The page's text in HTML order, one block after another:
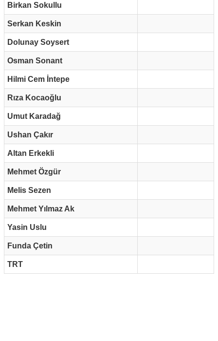
Birkan Sokullu
Serkan Keskin
Dolunay Soysert
Osman Sonant
Hilmi Cem İntepe
Rıza Kocaoğlu
Umut Karadağ
Ushan Çakır
Altan Erkekli
Mehmet Özgür
Melis Sezen
Mehmet Yılmaz Ak
Yasin Uslu
Funda Çetin
TRT